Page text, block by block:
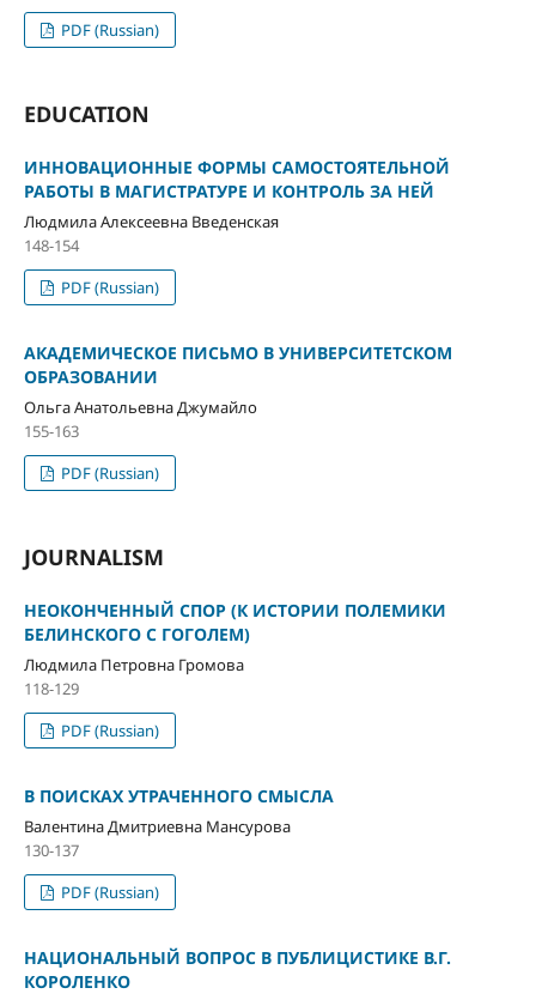
PDF (Russian)
EDUCATION
ИННОВАЦИОННЫЕ ФОРМЫ САМОСТОЯТЕЛЬНОЙ
РАБОТЫ В МАГИСТРАТУРЕ И КОНТРОЛЬ ЗА НЕЙ
Людмила Алексеевна Введенская
148-154
PDF (Russian)
АКАДЕМИЧЕСКОЕ ПИСЬМО В УНИВЕРСИТЕТСКОМ
ОБРАЗОВАНИИ
Ольга Анатольевна Джумайло
155-163
PDF (Russian)
JOURNALISM
НЕОКОНЧЕННЫЙ СПОР (К ИСТОРИИ ПОЛЕМИКИ
БЕЛИНСКОГО С ГОГОЛЕМ)
Людмила Петровна Громова
118-129
PDF (Russian)
В ПОИСКАХ УТРАЧЕННОГО СМЫСЛА
Валентина Дмитриевна Мансурова
130-137
PDF (Russian)
НАЦИОНАЛЬНЫЙ ВОПРОС В ПУБЛИЦИСТИКЕ В.Г.
КОРОЛЕНКО